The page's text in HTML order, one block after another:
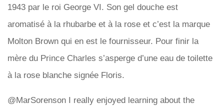
1943 par le roi George VI. Son gel douche est
aromatisé à la rhubarbe et à la rose et c’est la marque
Molton Brown qui en est le fournisseur. Pour finir la
mère du Prince Charles s’asperge d’une eau de toilette
à la rose blanche signée Floris.
@MarSorenson I really enjoyed learning about the